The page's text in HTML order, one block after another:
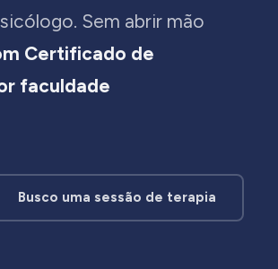
Sem abrir mão
Certificado de
faculdade
Busco uma sessão de terapia